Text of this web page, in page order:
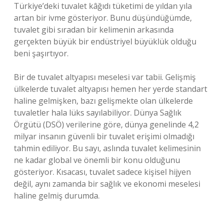
Türkiye’deki tuvalet kâğıdı tüketimi de yıldan yıla
artan bir ivme gösteriyor. Bunu düşündüğümde,
tuvalet gibi sıradan bir kelimenin arkasında
gerçekten büyük bir endüstriyel büyüklük olduğu
beni şaşırtıyor.
Bir de tuvalet altyapısı meselesi var tabii. Gelişmiş
ülkelerde tuvalet altyapısı hemen her yerde standart
haline gelmişken, bazı gelişmekte olan ülkelerde
tuvaletler hala lüks sayılabiliyor. Dünya Sağlık
Örgütü (DSÖ) verilerine göre, dünya genelinde 4,2
milyar insanın güvenli bir tuvalet erişimi olmadığı
tahmin ediliyor. Bu sayı, aslında tuvalet kelimesinin
ne kadar global ve önemli bir konu olduğunu
gösteriyor. Kısacası, tuvalet sadece kişisel hijyen
değil, aynı zamanda bir sağlık ve ekonomi meselesi
haline gelmiş durumda.